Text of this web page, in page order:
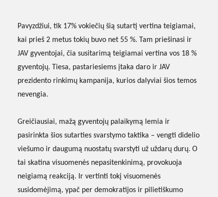
Pavyzdžiui, tik 17% vokiečių šią sutartį vertina teigiamai,
kai prieš 2 metus tokių buvo net 55 %. Tam priešinasi ir
JAV gyventojai, čia susitarimą teigiamai vertina vos 18 %
gyventojų. Tiesa, pastariesiems įtaka daro ir JAV
prezidento rinkimų kampanija, kurios dalyviai šios temos
nevengia.
Greičiausiai, mažą gyventojų palaikymą lemia ir
pasirinkta šios sutarties svarstymo taktika – vengti didelio
viešumo ir daugumą nuostatų svarstyti už uždarų durų. O
tai skatina visuomenės nepasitenkinimą, provokuoja
neigiamą reakciją. Ir vertinti tokį visuomenės
susidomėjimą, ypač per demokratijos ir pilietiškumo